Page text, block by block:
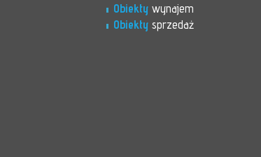
Obiekty wynajem
Obiekty sprzedaż